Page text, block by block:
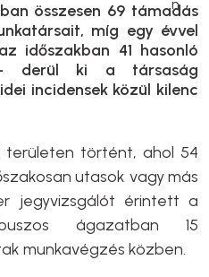
összesen 69 támadás
míg egy évvel
időszakban 41 hasonló
derül ki a társaság
incidensek közül kilenc
történt, ahol 54
utasok vagy más
jegyvizsgálót érintett a
ágazatban 15
munkavégzés közben.